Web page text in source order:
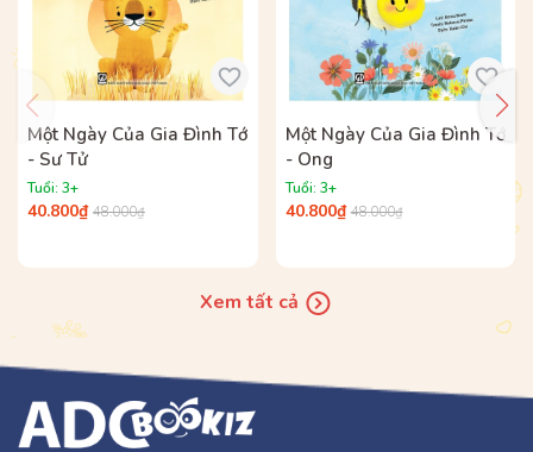
Một Ngày Của Gia Đình Tớ
- Sư Tử
Tuổi: 3+
40.800₫ 48.000₫
Một Ngày Của Gia Đình Tớ
- Ong
Tuổi: 3+
40.800₫ 48.000₫
Xem tất cả